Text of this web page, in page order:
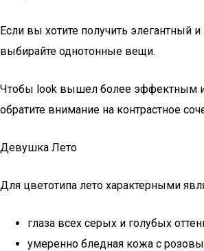
Если вы хотите получить элегантный
выбирайте однотонные вещи.
Чтобы look вышел более эффектным
обратите внимание на контрастное
Девушка Лето
Для цветотипа лето характерными
глаза всех серых и голубых
умеренно бледная кожа с